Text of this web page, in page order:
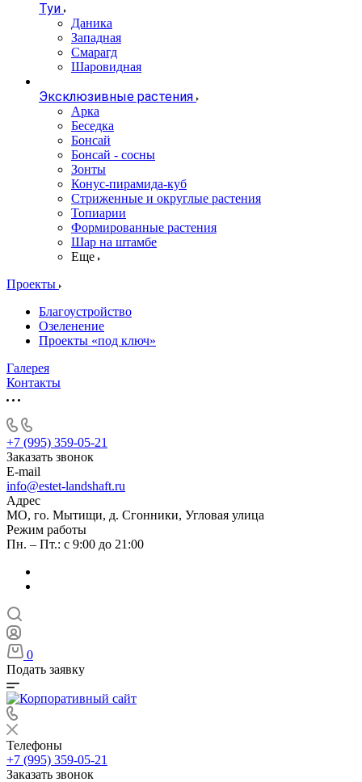
Туи
Даника
Западная
Смарагд
Шаровидная
Эксклюзивные растения
Арка
Беседка
Бонсай
Бонсай - сосны
Зонты
Конус-пирамида-куб
Стриженные и округлые растения
Топиарии
Формированные растения
Шар на штамбе
Еще
Проекты
Благоустройство
Озеленение
Проекты «под ключ»
Галерея
Контакты
+7 (995) 359-05-21
Заказать звонок
E-mail
info@estet-landshaft.ru
Адрес
МО, го. Мытищи, д. Сгонники, Угловая улица
Режим работы
Пн. – Пт.: с 9:00 до 21:00
0
Подать заявку
Телефоны
+7 (995) 359-05-21
Заказать звонок